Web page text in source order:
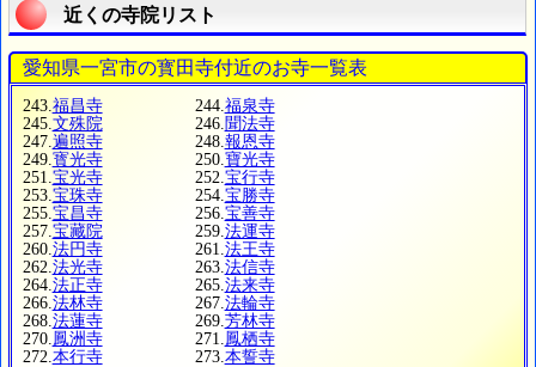
近くの寺院リスト
愛知県一宮市の寳田寺付近のお寺一覧表
243. 福昌寺 244. 福泉寺
245. 文殊院 246. 聞法寺
247. 遍照寺 248. 報恩寺
249. 寳光寺 250. 寶光寺
251. 宝光寺 252. 宝行寺
253. 宝珠寺 254. 宝勝寺
255. 宝昌寺 256. 宝善寺
257. 宝藏院 259. 法運寺
260. 法円寺 261. 法王寺
262. 法光寺 263. 法信寺
264. 法正寺 265. 法来寺
266. 法林寺 267. 法輪寺
268. 法蓮寺 269. 芳林寺
270. 鳳洲寺 271. 鳳栖寺
272. 本行寺 273. 本誓寺